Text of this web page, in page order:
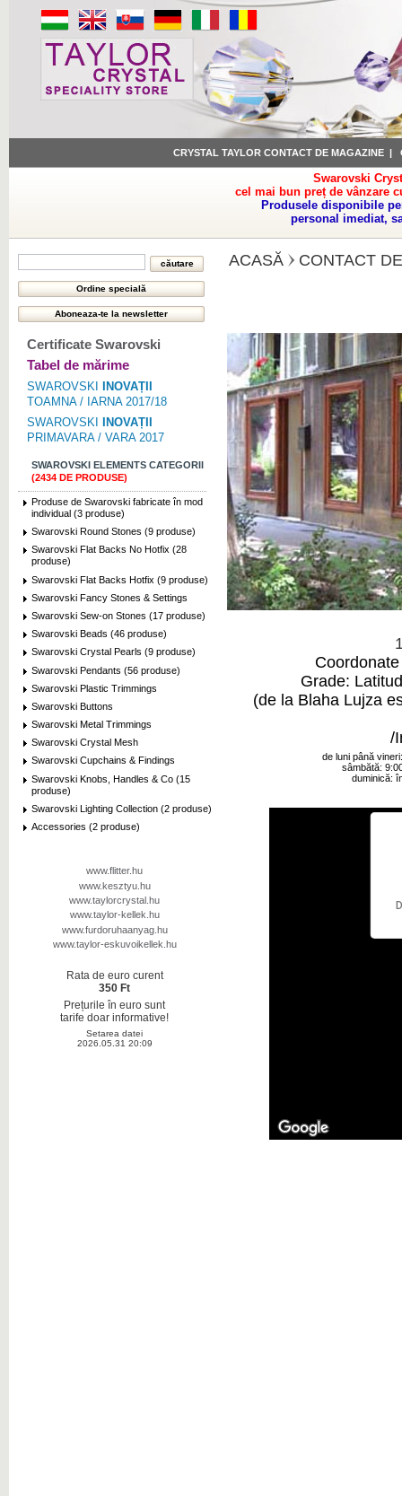
CRYSTAL TAYLOR CONTACT DE MAGAZINE |
Swarovski
cel mai bun preț de vânzare
Produsele disponibile
personal imediat,
Certificate Swarovski
Tabel de mărime
SWAROVSKI
INOVAȚII
TOAMNA / IARNA 2017/18
SWAROVSKI
INOVAȚII
PRIMAVARA / VARA 2017
SWAROVSKI ELEMENTS CATEGORII
(2434 DE PRODUSE)
Produse de Swarovski fabricate în mod
individual (3 produse)
Swarovski Round Stones (9 produse)
Swarovski Flat Backs No Hotfix (28
produse)
Swarovski Flat Backs Hotfix (9 produse)
Swarovski Fancy Stones & Settings
Swarovski Sew-on Stones (17 produse)
Swarovski Beads (46 produse)
Swarovski Crystal Pearls (9 produse)
Swarovski Pendants (56 produse)
Swarovski Plastic Trimmings
Swarovski Buttons
Swarovski Metal Trimmings
Swarovski Crystal Mesh
Swarovski Cupchains & Findings
Swarovski Knobs, Handles & Co (15
produse)
Swarovski Lighting Collection (2 produse)
Accessories (2 produse)
www.flitter.hu
www.kesztyu.hu
www.taylorcrystal.hu
www.taylor-kellek.hu
www.furdoruhaanyag.hu
www.taylor-eskuvoikellek.hu
Rata de euro curent
350 Ft
Prețurile în euro sunt
tarife doar informative!
Setarea datei
2026.05.31 20:09
ACASĂ CONTACT
Grade:
(de la Blaha Lujza
/
de luni până
sâmbătă:
duminică: